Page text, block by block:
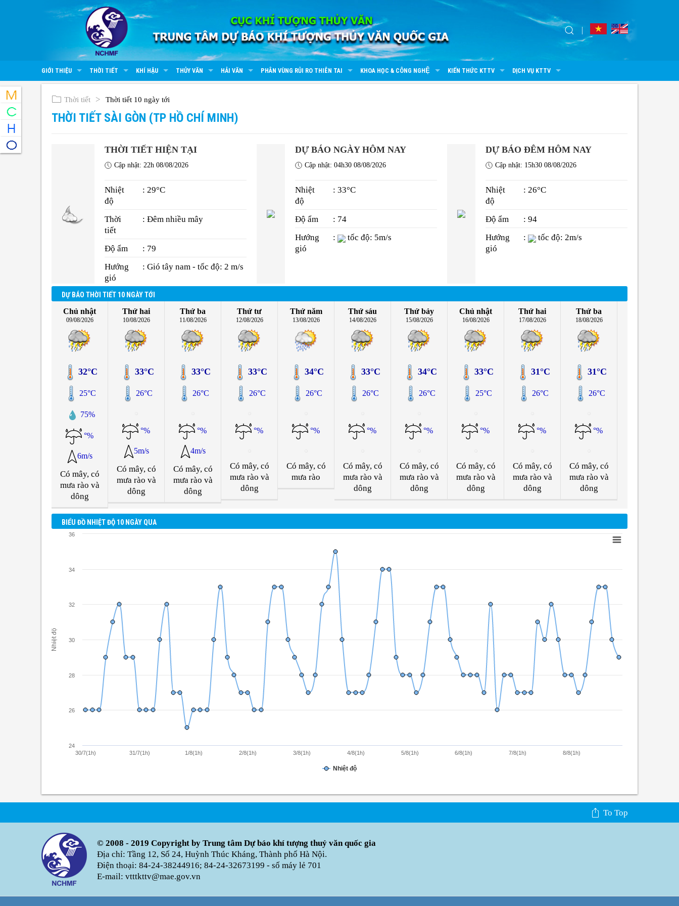
GIỚI THIỆU THỜI TIẾT KHÍ HẬU THỦY VĂN HẢI VĂN PHÂN VÙNG RỦI RO THIÊN TAI KHOA HỌC & CÔNG NGHỆ KIẾN THỨC KTTV DỊCH VỤ KTTV
Thời tiết Thời tiết 10 ngày tới
THỜI TIẾT SÀI GÒN (TP HỒ CHÍ MINH)
THỜI TIẾT HIỆN TẠI
Cập nhật: 22h 08/08/2026
Nhiệt
độ
: 29°C
Thời
tiết
: Đêm nhiều mây
Độ ẩm
: 79
Hướng
gió
: Gió tây nam - tốc độ: 2 m/s
DỰ BÁO NGÀY HÔM NAY
Cập nhật: 04h30 08/08/2026
Nhiệt
độ
: 33°C
Độ ẩm
: 74
Hướng
gió
: tốc độ: 5m/s
DỰ BÁO ĐÊM HÔM NAY
Cập nhật: 15h30 08/08/2026
Nhiệt
độ
: 26°C
Độ ẩm
: 94
Hướng
gió
: tốc độ: 2m/s
DỰ BÁO THỜI TIẾT 10 NGÀY TỚI
Chủ nhật
09/08/2026
32°C
25°C
75%
°%
6m/s
Có mây, có
mưa rào và
dông
Thứ hai
10/08/2026
33°C
26°C
°%
5m/s
Có mây, có
mưa rào và
dông
Thứ ba
11/08/2026
33°C
26°C
°%
4m/s
Có mây, có
mưa rào và
dông
Thứ tư
12/08/2026
33°C
26°C
°%
Có mây, có
mưa rào và
dông
Thứ năm
13/08/2026
34°C
26°C
°%
Có mây, có
mưa rào
Thứ sáu
14/08/2026
33°C
26°C
°%
Có mây, có
mưa rào và
dông
Thứ bảy
15/08/2026
34°C
26°C
°%
Có mây, có
mưa rào và
dông
Chủ nhật
16/08/2026
33°C
25°C
°%
Có mây, có
mưa rào và
dông
Thứ hai
17/08/2026
31°C
26°C
°%
Có mây, có
mưa rào và
dông
Thứ ba
18/08/2026
31°C
26°C
°%
Có mây, có
mưa rào và
dông
BIỂU ĐỒ NHIỆT ĐỘ 10 NGÀY QUA
Nhiệt độ
Nhiệt độ
30/7(1h) 31/7(1h) 1/8(1h) 2/8(1h) 3/8(1h) 4/8(1h) 5/8(1h) 6/8(1h) 7/8(1h) 8/8(1h)
24
26
28
30
32
34
36
To Top
© 2008 - 2019 Copyright by Trung tâm Dự báo khí tượng thuỷ văn quốc gia
Địa chỉ: Tầng 12, Số 24, Huỳnh Thúc Kháng, Thành phố Hà Nội.
Điện thoại: 84-24-38244916; 84-24-32673199 - số máy lẻ 701
E-mail: vtttkttv@mae.gov.vn